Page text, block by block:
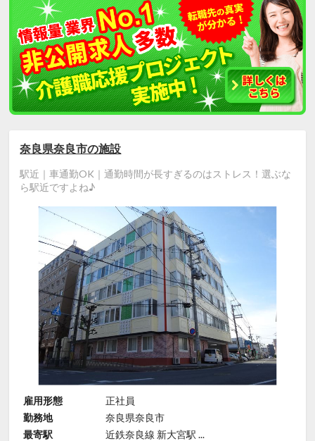
奈良県奈良市の施設
駅近｜車通勤OK｜通勤時間が長すぎるのはストレス！選ぶな
ら駅近ですよね♪
雇用形態
正社員
勤務地
奈良県奈良市
最寄駅
近鉄奈良線 新大宮駅 ...